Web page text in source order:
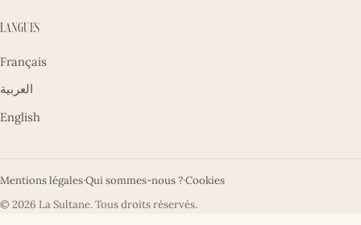
Langues
Français
العربية
English
Mentions légales·Qui sommes-nous ?·Cookies
© 2026 La Sultane. Tous droits réservés.